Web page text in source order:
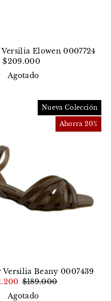
Elowen 0007724
$209.000
Agotado
Nueva Colección
Ahorra 20%
Versilia Beany 0007439
$189.000
Agotado